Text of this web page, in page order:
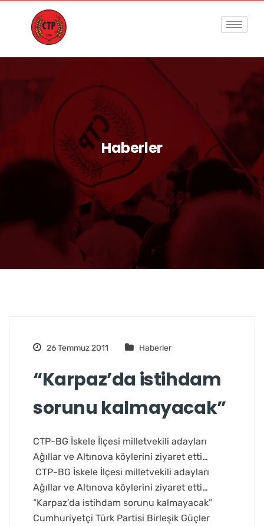
Haberler
26 Temmuz 2011 Haberler
“Karpaz’da istihdam
sorunu kalmayacak”
CTP-BG İskele İlçesi milletvekili adayları
Ağıllar ve Altınova köylerini ziyaret etti…
CTP-BG İskele İlçesi milletvekili adayları
Ağıllar ve Altınova köylerini ziyaret etti…
“Karpaz’da istihdam sorunu kalmayacak”
Cumhuriyetçi Türk Partisi Birleşik Güçler